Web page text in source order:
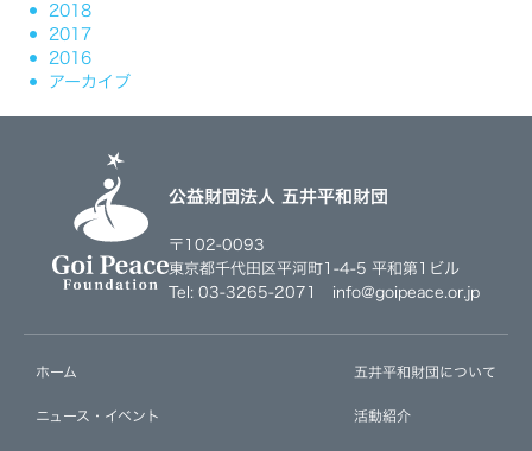
2018
2017
2016
アーカイブ
公益財団法人 五井平和財団
〒102-0093
東京都千代田区平河町1-4-5 平和第1ビル
Tel: 03-3265-2071 info@goipeace.or.jp
ホーム
ニュース・イベント
五井平和財団について
活動紹介